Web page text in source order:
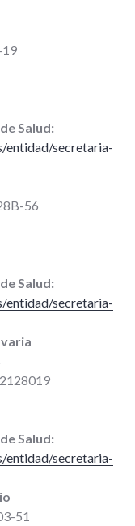
19
Salud:
entidad/secretaria-
56
Salud:
entidad/secretaria-
Salud:
entidad/secretaria-
51